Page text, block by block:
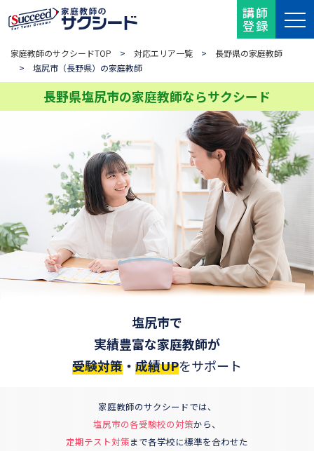
講師
登録
家庭教師のサクシードTOP > 対応エリア一覧 > 長野県の家庭教師
> 塩尻市（長野県）の家庭教師
長野県塩尻市の家庭教師ならサクシード
塩尻市で
実績豊富な家庭教師が
受験対策 ・ 成績UPをサポート
家庭教師のサクシードでは、
塩尻市の各受験校の対策から、
定期テスト対策まで各学校に標準を合わせた